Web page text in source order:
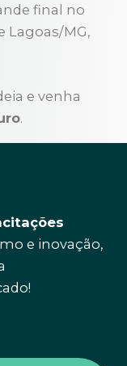
final no
Lagoas/MG,
e venha
.
e inovação,